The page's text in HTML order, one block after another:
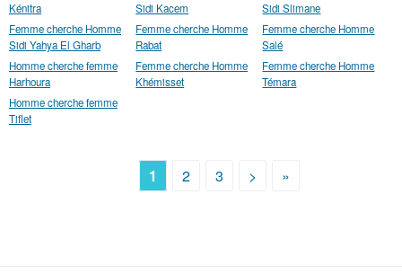
Kénitra
Sidi Kacem
Sidi Slimane
Femme cherche Homme
Sidi Yahya El Gharb
Femme cherche Homme
Rabat
Femme cherche Homme
Salé
Homme cherche femme
Harhoura
Femme cherche Homme
Khémisset
Femme cherche Homme
Témara
Homme cherche femme
Tiflet
1 2 3 > »